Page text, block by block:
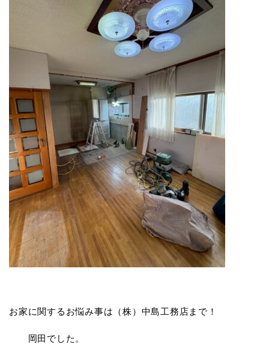
お家に関するお悩み事は（株）中島工務店まで！
岡田でした。